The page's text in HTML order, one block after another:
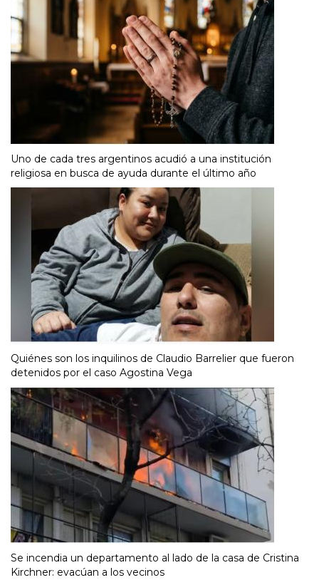
Uno de cada tres argentinos acudió a una institución
religiosa en busca de ayuda durante el último año
Quiénes son los inquilinos de Claudio Barrelier que fueron
detenidos por el caso Agostina Vega
Se incendia un departamento al lado de la casa de Cristina
Kirchner: evacúan a los vecinos